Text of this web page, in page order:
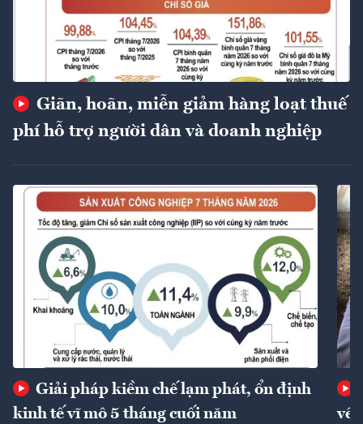
Giãn, hoãn, miễn giảm hàng loạt thuế
phí hỗ trợ người dân và doanh nghiệp
Giải pháp kiềm chế lạm phát, ổn định
kinh tế vĩ mô 5 tháng cuối năm
về